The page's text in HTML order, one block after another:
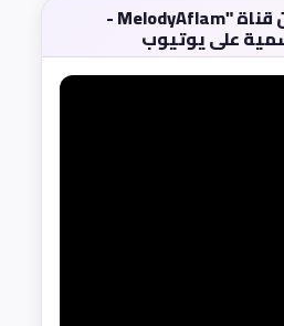
مشاهدة الفيلم من قناة "MelodyAflam -
على يوتيوب